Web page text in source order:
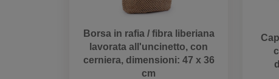
Borsa in rafia / fibra liberiana
lavorata all'uncinetto, con
cerniera, dimensioni: 47 x 36
cm